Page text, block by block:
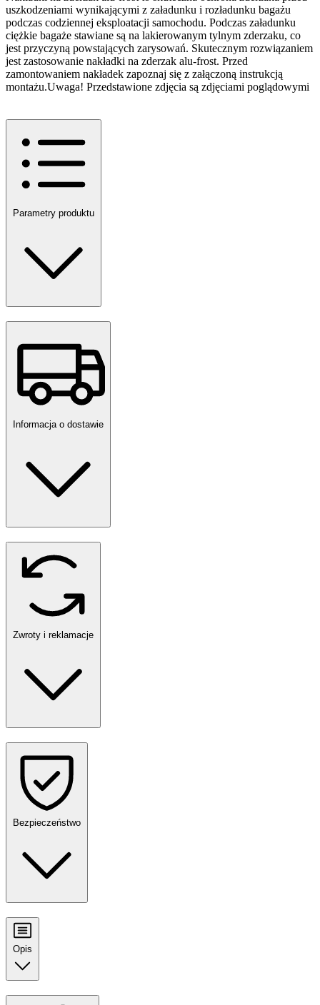
uszkodzeniami wynikającymi z załadunku i rozładunku bagażu
podczas codziennej eksploatacji samochodu. Podczas załadunku
ciężkie bagaże stawiane są na lakierowanym tylnym zderzaku, co
jest przyczyną powstających zarysowań. Skutecznym rozwiązaniem
jest zastosowanie nakładki na zderzak alu-frost. Przed
zamontowaniem nakładek zapoznaj się z załączoną instrukcją
montażu.Uwaga! Przedstawione zdjęcia są zdjęciami poglądowymi
Parametry produktu
Informacja o dostawie
Zwroty i reklamacje
Bezpieczeństwo
Opis